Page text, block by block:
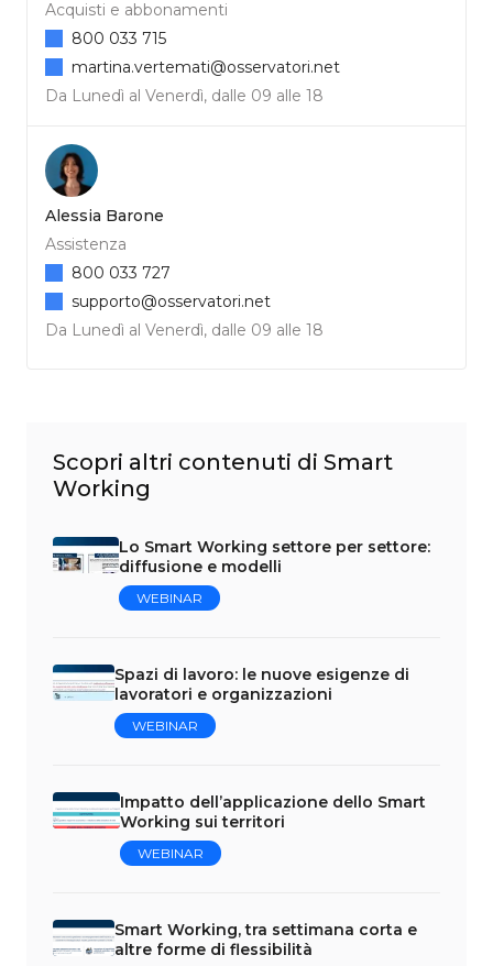
Acquisti e abbonamenti
Da Lunedì al Venerdì, dalle 09 alle 18
800 033 715
martina.vertemati@osservatori.net
Alessia Barone
Assistenza
Da Lunedì al Venerdì, dalle 09 alle 18
800 033 727
supporto@osservatori.net
Scopri altri contenuti di Smart
Working
Lo Smart Working settore per settore:
diffusione e modelli
WEBINAR
Spazi di lavoro: le nuove esigenze di
lavoratori e organizzazioni
WEBINAR
Impatto dell’applicazione dello Smart
Working sui territori
WEBINAR
Smart Working, tra settimana corta e
altre forme di flessibilità